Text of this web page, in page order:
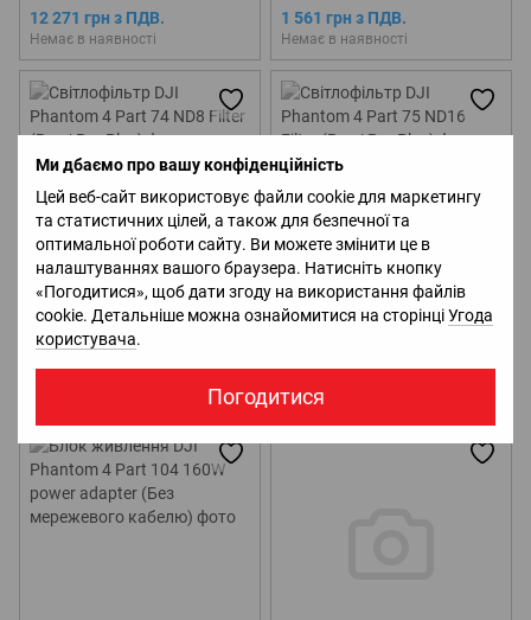
Ми дбаємо про вашу конфіденційність
Цей веб-сайт використовує файли cookie для маркетингу
та статистичних цілей, а також для безпечної та
оптимальної роботи сайту. Ви можете змінити це в
налаштуваннях вашого браузера. Натисніть кнопку
«Погодитися», щоб дати згоду на використання файлів
cookie. Детальніше можна ознайомитися на сторінціУгода
користувача.
Погодитися
(Lite)
12 271 грн з ПДВ.
Немає в наявності
Plus)
1 561 грн з ПДВ.
Немає в наявності
Світлофільтр DJI Phantom 4
Part 74 ND8 Filter (Pro / Pro
1 561 грн з ПДВ.
Світлофільтр DJI Phantom 4
1 561 грн з ПДВ.
Немає в наявності